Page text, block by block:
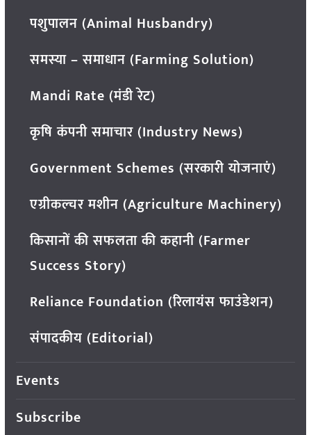
पशुपालन (Animal Husbandry)
समस्या – समाधान (Farming Solution)
Mandi Rate (मंडी रेट)
कृषि कंपनी समाचार (Industry News)
Government Schemes (सरकारी योजनाएं)
एग्रीकल्चर मशीन (Agriculture Machinery)
किसानों की सफलता की कहानी (Farmer
Success Story)
Reliance Foundation (रिलायंस फाउंडेशन)
संपादकीय (Editorial)
Events
Subscribe